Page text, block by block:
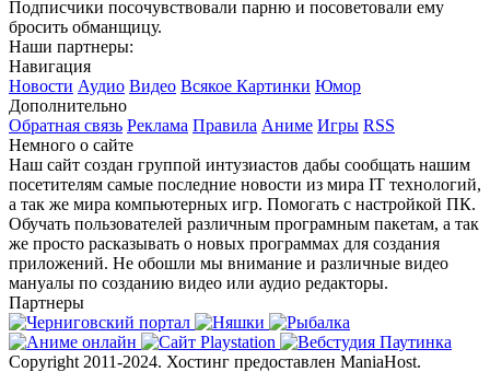
Подписчики посочувствовали парню и посоветовали ему
бросить обманщицу.
Наши партнеры:
Навигация
Новости Аудио Видео Всякое Картинки Юмор
Дополнительно
Обратная связь Реклама Правила Аниме Игры RSS
Немного о сайте
Наш сайт создан группой интузиастов дабы сообщать нашим
посетителям самые последние новости из мира IT технологий,
а так же мира компьютерных игр. Помогать с настройкой ПК.
Обучать пользователей различным програмным пакетам, а так
же просто расказывать о новых программах для создания
приложений. Не обошли мы внимание и различные видео
мануалы по созданию видео или аудио редакторы.
Партнеры
Copyright 2011-2024. Хостинг предоставлен ManiaHost.